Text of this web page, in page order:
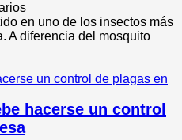
en uno de los insectos más
A diferencia del mosquito
hacerse un control